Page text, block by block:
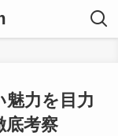
力を目力
底考察